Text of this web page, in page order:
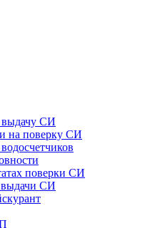
выдачу СИ
на поверку СИ
поверки СИ
СИ